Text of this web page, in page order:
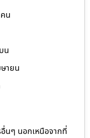
น
น
ายน
อื่นๆ นอกเหนือจากที่